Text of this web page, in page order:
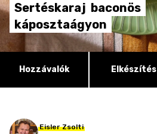
Sertéskaraj baconös
káposztaágyon
Hozzávalók Elkészítés
Eisler Zsolti